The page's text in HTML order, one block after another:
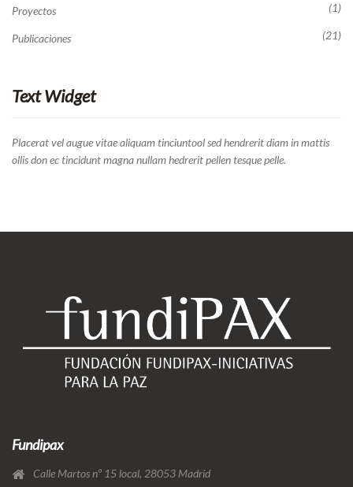
Proyectos (1)
Publicaciones (21)
Text Widget
Placerat vel augue vitae aliquam tinciuntool sed hendrerit diam in mattis
ollis don ec tincidunt magna nullam hedrerit pellen tesque pelle.
Fundipax
Calle Martos nº 15 local, 28053 Madrid